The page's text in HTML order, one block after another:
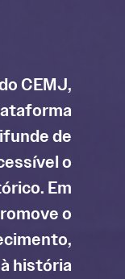
CEMJ,
de
o
Em
o
história